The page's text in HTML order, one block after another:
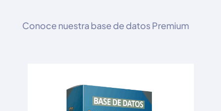
Conoce nuestra base de datos Premium